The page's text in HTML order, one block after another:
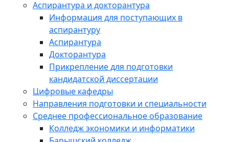
Аспирантура и докторантура
Информация для поступающих в
аспирантуру
Аспирантура
Докторантура
Прикрепление для подготовки
кандидатской диссертации
Цифровые кафедры
Направления подготовки и специальности
Среднее профессиональное образование
Колледж экономики и информатики